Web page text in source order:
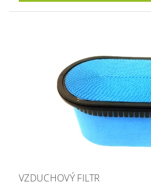
VZDUCHOVÝ FILTR